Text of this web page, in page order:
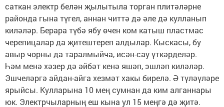
саткан электр белән җылытыла торган плитәләрне
районда гына түгел, аннан читтә дә әле дә кулланып
киләләр. Берара түбә ябу өчен ком катыш пластмас
черепицалар да җитештереп алдылар. Кыскасы, бу
авыр чорны да таралмыйча, исән-сау үткәрделәр.
Һәм менә хәзер дә әйбәт кенә яшәп, эшләп киләләр.
Эшчеләргә айдан-айга хезмәт хакы бирелә. Ә түләүләре
ярыйсы. Кулларына 10 мең сумнан да ким алганнары
юк. Электрчыларның еш кына ул 15 меңгә дә җитә.